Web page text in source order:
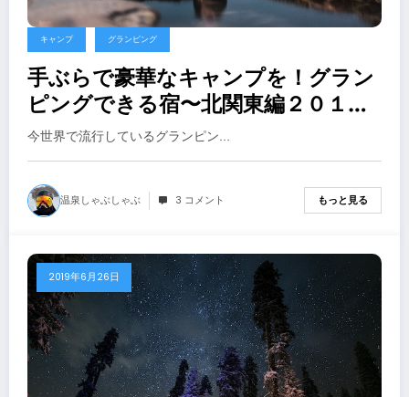
キャンプ グランピング
手ぶらで豪華なキャンプを！グラン
ピングできる宿〜北関東編２０１９
年
今世界で流行しているグランピン…
温泉しゃぶしゃぶ 3 コメント もっと見る
2019年6月26日